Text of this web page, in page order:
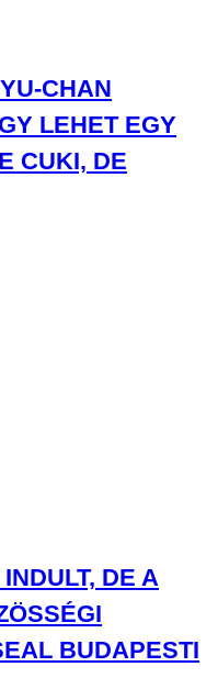
CHAN
LEHET EGY
CUKI, DE
DE A
BUDAPESTI